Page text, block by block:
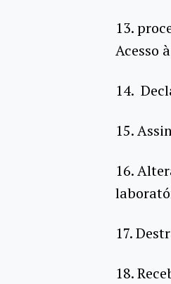
13.
Acesso
14.
15.
16.
17.
18.